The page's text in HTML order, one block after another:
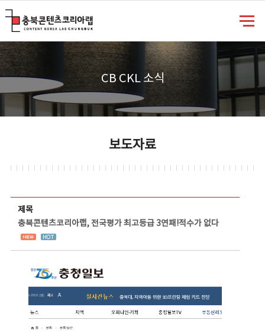
CB CKL 소식
보도자료
제목
충북콘텐츠코리아랩, 전국평가 최고등급 3연패!적수가 없다